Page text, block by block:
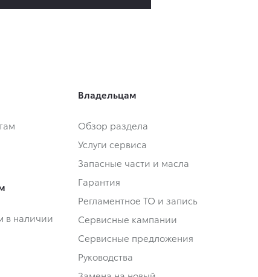
в наличии
Владельцам
Обзор раздела
Услуги сервиса
Запасные части и масла
Гарантия
Регламентное ТО и запись
Сервисные кампании
Сервисные предложения
Руководства